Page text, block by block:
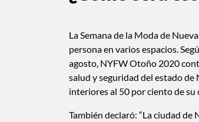
La Semana de la Moda de
persona en varios espacios.
agosto, NYFW Otoño 2020
salud y seguridad del estado
interiores al 50 por ciento de su
También declaró: “La ciudad de